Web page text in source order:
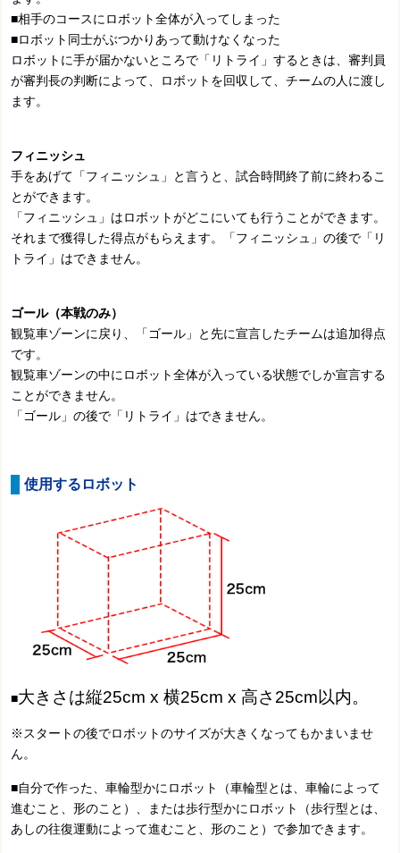
■相手のコースにロボット全体が入ってしまった
■ロボット同士がぶつかりあって動けなくなった
ロボットに手が届かないところで「リトライ」するときは、審判員
が審判長の判断によって、ロボットを回収して、チームの人に渡し
ます。
フィニッシュ
手をあげて「フィニッシュ」と言うと、試合時間終了前に終わるこ
とができます。
「フィニッシュ」はロボットがどこにいても行うことができます。
それまで獲得した得点がもらえます。「フィニッシュ」の後で「リ
トライ」はできません。
ゴール（本戦のみ）
観覧車ゾーンに戻り、「ゴール」と先に宣言したチームは追加得点
です。
観覧車ゾーンの中にロボット全体が入っている状態でしか宣言する
ことができません。
「ゴール」の後で「リトライ」はできません。
使用するロボット
■大きさは縦25cm x 横25cm x 高さ25cm以内。
※スタートの後でロボットのサイズが大きくなってもかまいませ
ん。
■自分で作った、車輪型かにロボット（車輪型とは、車輪によって
進むこと、形のこと）、または歩行型かにロボット（歩行型とは、
あしの往復運動によって進むこと、形のこと）で参加できます。